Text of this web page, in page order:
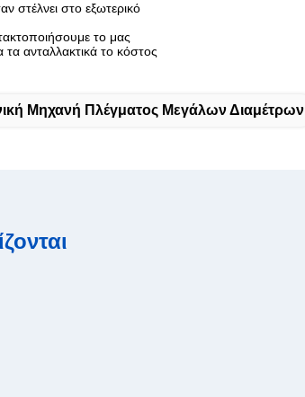
στέλνει στο εξωτερικό
το μας
ανταλλακτικά το κόστος
Μηχανή Πλέγματος Μεγάλων Διαμέτρων